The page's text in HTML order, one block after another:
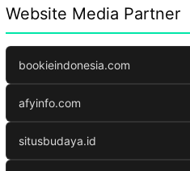
Website Media Partner
bookieindonesia.com
afyinfo.com
situsbudaya.id